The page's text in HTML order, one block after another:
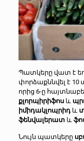
Պատկերը վատ է
փորձաքննվել է 10
որից 6-ը
քլորպիրիֆոսև
իմիդակլոպրիդև
ֆենվալերատ և
Նույն պատկերը